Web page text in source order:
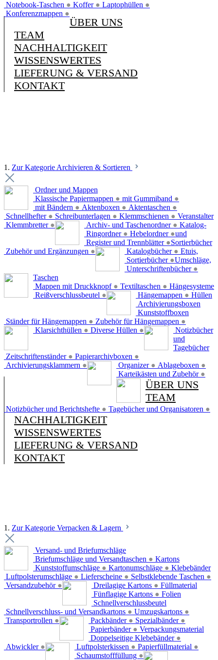
Notebook-Taschen ● Koffer ● Laptophüllen ●
Konferenzmappen ●
ÜBER UNS
TEAM
NACHHALTIGKEIT
WISSENSWERTES
LIEFERUNG & VERSAND
KONTAKT
1. Zur Kategorie Archivieren & Sortieren
Ordner und Mappen
Klassische Papiermappen ● mit Gummiband ●
mit Bändern ● Aktenboxen ● Aktentaschen ●
Schnellhefter ● Schreibunterlagen ● Klemmschienen ●
Klemmbretter ●
Veranstalter
Archiv- und Taschenordner ●
Ringordner ● Hebelordner ●
Register und Trennblätter ●
Zubehör und Ergänzungen ●
Katalog-
und
Sortierbücher
Katalogbücher ●
Sortierbücher ●
Unterschriftenbücher ●
Etuis,
Umschläge,
Taschen
Mappen mit Druckknopf ● Textiltaschen ●
Reißverschlussbeutel ●
Hängesysteme
Hängemappen ●
Ständer für Hängemappen ● Zubehör für Hängemappen ●
Hüllen
Klarsichthüllen ● Diverse Hüllen ●
Archivierungsboxen
Zeitschriftenständer ● Papierarchivboxen ●
Archivierungsklammern ●
Kunststoffboxen
Organizer ● Ablageboxen ●
Karteikästen und Zubehör ●
Notizbücher
und
Tagebücher
Notizbücher und Berichtshefte ● Tagebücher und Organisatoren ●
ÜBER UNS
TEAM
NACHHALTIGKEIT
WISSENSWERTES
LIEFERUNG & VERSAND
KONTAKT
1. Zur Kategorie Verpacken & Lagern
Versand- und Briefumschläge
Briefumschläge und Versandtaschen ●
Kunststoffumschläge ● Kartonumschläge ●
Luftpolsterumschläge ● Lieferscheine ● Selbstklebende Taschen ●
Versandzubehör ●
Kartons
Dreilagige Kartons ●
Fünflagige Kartons ●
Schnellverschluss- und Versandkartons ● Umzugskartons ●
Transportrollen ●
Klebebänder
Packbänder ● Spezialbänder ●
Papierbänder ●
Doppelseitige Klebebänder ●
Abwickler ●
Füllmaterial
Luftpolsterkissen ● Papierfüllmaterial ●
Schaumstofffüllung ●
Folien
Schnellverschlussbeutel
Verpackungsmaterial